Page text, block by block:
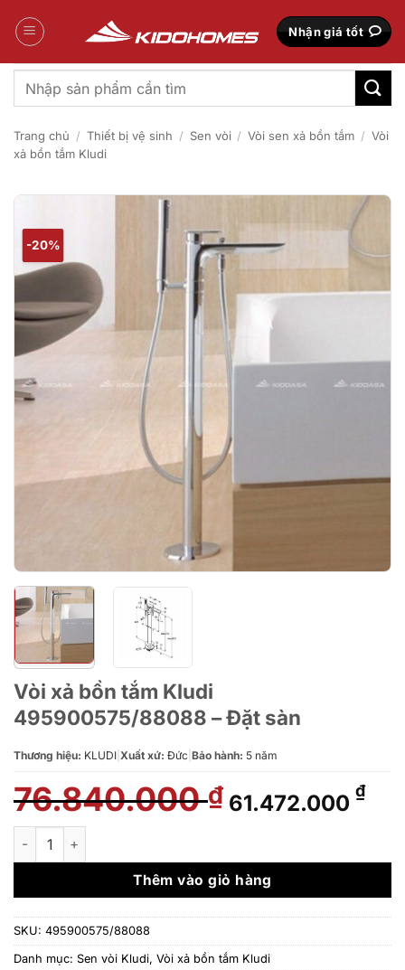
qua
Nhận giá tốt
Tìm
kiếm:
Trang chủ / Thiết bị vệ sinh / Sen vòi / Vòi sen xả bồn tắm / Vòi
xả bồn tắm Kludi
-20%
Vòi xả bồn tắm Kludi
495900575/88088 – Đặt sàn
Thương hiệu: KLUDI Xuất xứ: Đức Bảo hành: 5 năm
76.840.000₫ Giá
gốc
76.840.000 ₫.
61.472.000 ₫Giá
là:
Vòi xả bồn tắm Kludi 495900575/88088 - Đặt sàn số lượng
Thêm vào giỏ hàng
SKU: 495900575/88088
Danh mục: Sen vòi Kludi, Vòi xả bồn tắm Kludi